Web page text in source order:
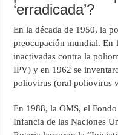
‘erradicada’?
En la década de 1950, la
preocupación mundial. En
inactivadas contra la
IPV) y en 1962 se
poliovirus (oral poliovirus
En 1988, la OMS, el
Infancia de las Naciones